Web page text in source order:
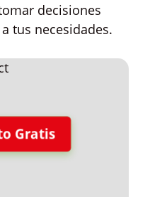
decisiones
tus necesidades.
Gratis